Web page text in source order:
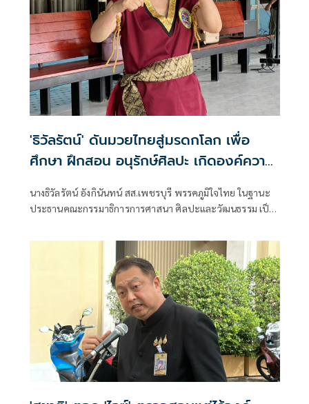
'ธิวัลรัตน์' ดันมวยไทยสู่มรดกโลก เพื่อ
ศึกษา ฝึกสอน อนุรักษ์ศิลปะ เกิดองค์ความ
นานาชาติ
นางธิวัลรัตน์ อังกินันทน์ สส.เพชรบุรี พรรคภูมิใจไทย ในฐานะ
ประธานคณะกรรมาธิการการศาสนา ศิลปะและวัฒนธรรม เป็น
ณ โรงเรียนราชประชานุเคราะห์ 47 จังหวัดเพชรบุรี ร่วมกับ
สมาคมสยามยุทธกีฬาพื้นเมืองไทย ตลอดจนทุกภาคส่วน ที่ร่วม
แรงร่วมใจจัดเวทีแห่งการเรียนรู้ เพื่อแลกเปลี่ยนองค์ความรู้และ
สร้างเครือข่ายมวยไทยในระดับนานาชาติ